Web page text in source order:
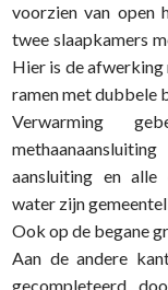
voorzien van open
twee slaapkamers
Hier is de afwerking
ramen met dubbele
Verwarming
aansluiting en alle
water zijn
Ook op de begane
Aan de andere
gecompleteerd